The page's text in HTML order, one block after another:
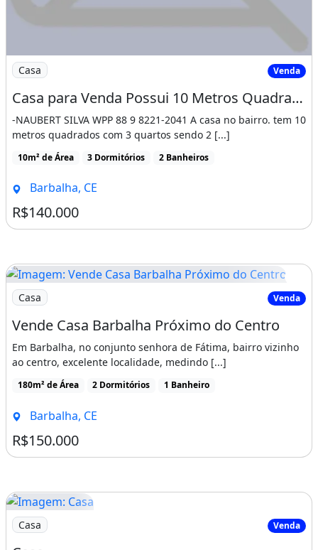
Imagem: Casa para Venda Possui 10 Metros Quadrados
Casa Venda
Casa para Venda Possui 10 Metros Quadrados com 3 Quartos em. - Barbalha - Ceará
-NAUBERT SILVA WPP 88 9 8221-2041 A casa no bairro. tem 10
metros quadrados com 3 quartos sendo 2 [...]
10m² de Área 3 Dormitórios 2 Banheiros
Barbalha, CE
R$140.000
Imagem: Vende Casa Barbalha Próximo do Centro
Casa Venda
Vende Casa Barbalha Próximo do Centro
Em Barbalha, no conjunto senhora de Fátima, bairro vizinho
ao centro, excelente localidade, medindo [...]
180m² de Área 2 Dormitórios 1 Banheiro
Barbalha, CE
R$150.000
Imagem: Casa
Casa Venda